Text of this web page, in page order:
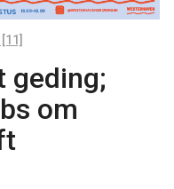
geding;
om